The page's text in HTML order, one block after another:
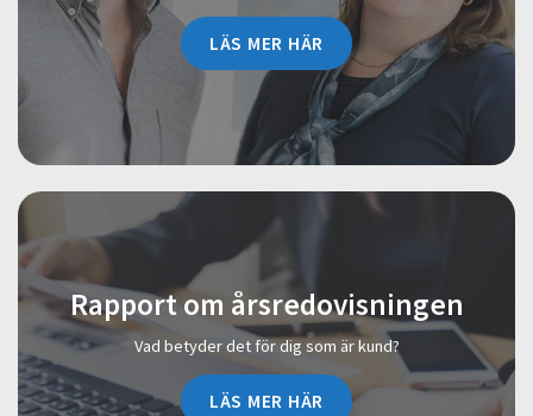
LÄS MER HÄR
Rapport om årsredovisningen
Vad betyder det för dig som är kund?
LÄS MER HÄR